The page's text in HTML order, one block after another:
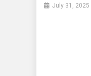
July 31, 2025